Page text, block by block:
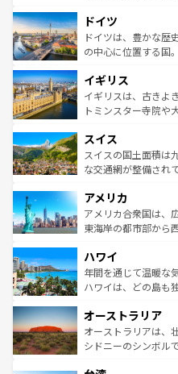
せる。地方によって
ンテンツ一覧を参照
で、幅広い魅力が詰
聖堂、美しいビーチ
から魅了する。また
いる。シャンパンの
香り高いラベンダー
らに、パリ以外の地
れる地方に足を運ぶ
きるだろ
を参照してほしい。
ドイツ
ドイツは、豊かな歴
の中心に位置する国
顔を持つこの国は、
ルリンの文化的活気
してライン川沿いの
は、お酒好きな人にはぜひ
ドイツ情報はコンテ
イギリス
イギリスは、古きよ
トミンスター寺院や
リアごとに異なる魅
ティー、ビール好き
戦など、本場だから
ンツ一覧を参照して
スイス
スイスの国土面積は
な交通網が整備され
の建物がそのまま残
博物館もあり、アル
ことができる。国民
ば市内交通費無料で観光
着のスイス情報はコ
アメリカ
アメリカ合衆国は、
東海岸の都市部から
のような巨大都市は
ンメントが詰まった
西部には大自然が広
部のニューオーリン
文化が魅力。旅行者
しみながら、その多
ハワイ
年間を通じて温暖な
ハワイは、どの島も
ワイ島は見逃せない
島だが、静かな自然
おすすめ。エメラル
オーストラリア
オーストラリアは、
シドニーのシンボル